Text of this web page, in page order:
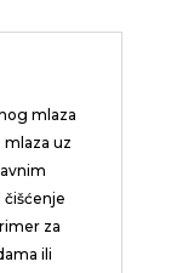
mlaza
mlaza uz
čišćenje
za
ili